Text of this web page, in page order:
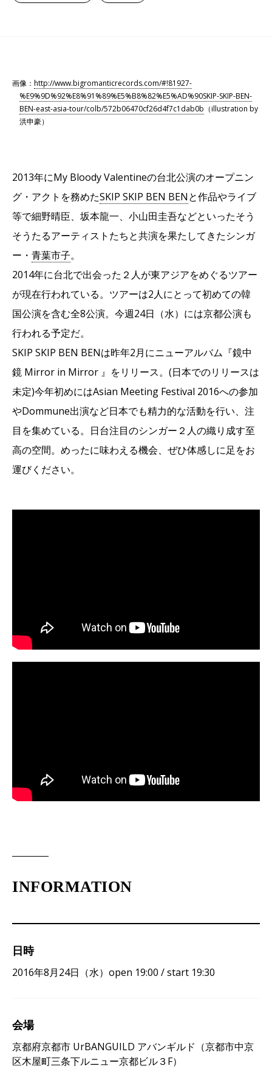
画像： http://www.bigromanticrecords.com/#!81927-
%E9%9D%92%E8%91%89%E5%B8%82%E5%AD%90SKIP-SKIP-BEN-
BEN-east-asia-tour/colb/572b06470cf26d4f7c1dab0b （illustration by
洪申豪）
2013年にMy Bloody Valentineの台北公演のオープニン
グ・アクトを務めたSKIP SKIP BEN BENと作品やライブ
等で細野晴臣、坂本龍一、小山田圭吾などといったそう
そうたるアーティストたちと共演を果たしてきたシンガ
ー・ 青葉市子。
2014年に台北で出会った２人が東アジアをめぐるツアー
が現在行われている。ツアーは2人にとって初めての韓
国公演を含む全8公演。今週24日（水）には京都公演も
行われる予定だ。
SKIP SKIP BEN BENは昨年2月にニューアルバム『鏡中
鏡 Mirror in Mirror 』をリリース。(日本でのリリースは
未定)今年初めにはAsian Meeting Festival 2016への参加
やDommune出演など日本でも精力的な活動を行い、注
目を集めている。日台注目のシンガー２人の織り成す至
高の空間。めったに味わえる機会、ぜひ体感しに足をお
運びください。
INFORMATION
日時
2016年8月24日（水）open 19:00 / start 19:30
会場
京都府京都市 UrBANGUILD アバンギルド（京都市中京
区木屋町三条下ルニュー京都ビル３F）